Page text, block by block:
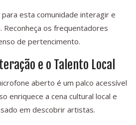
esta comunidade interagir e
Reconheça os frequentadores
de pertencimento.
e o Talento Local
aberto é um palco acessível
enriquece a cena cultural local e
em descobrir artistas.